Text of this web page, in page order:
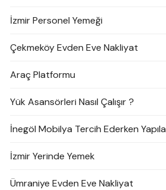
İzmir Personel Yemeği
Çekmeköy Evden Eve Nakliyat
Araç Platformu
Yük Asansörleri Nasıl Çalışır ?
İnegöl Mobilya Tercih Ederken
İzmir Yerinde Yemek
Ümraniye Evden Eve Nakliyat